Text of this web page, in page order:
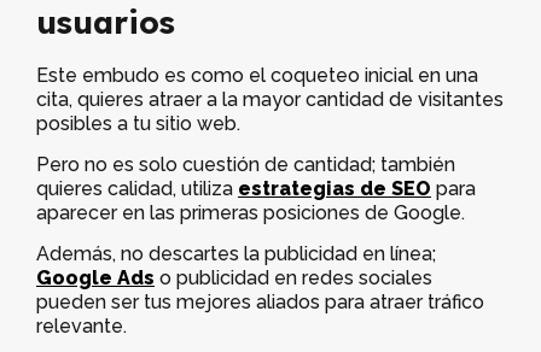
usuarios
Este embudo es como el coqueteo inicial en una
cita, quieres atraer a la mayor cantidad de visitantes
posibles a tu sitio web.
Pero no es solo cuestión de cantidad; también
quieres calidad, utiliza estrategias de SEO para
aparecer en las primeras posiciones de Google.
Además, no descartes la publicidad en línea;
Google Ads o publicidad en redes sociales
pueden ser tus mejores aliados para atraer tráfico
relevante.